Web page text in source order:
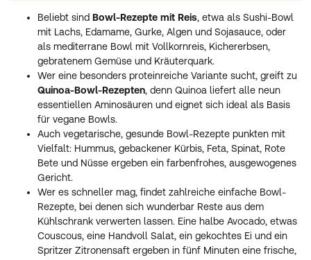
Beliebt sind Bowl-Rezepte mit Reis, etwa als Sushi-Bowl
mit Lachs, Edamame, Gurke, Algen und Sojasauce, oder
als mediterrane Bowl mit Vollkornreis, Kichererbsen,
gebratenem Gemüse und Kräuterquark.
Wer eine besonders proteinreiche Variante sucht, greift zu
Quinoa-Bowl-Rezepten, denn Quinoa liefert alle neun
essentiellen Aminosäuren und eignet sich ideal als Basis
für vegane Bowls.
Auch vegetarische, gesunde Bowl-Rezepte punkten mit
Vielfalt: Hummus, gebackener Kürbis, Feta, Spinat, Rote
Bete und Nüsse ergeben ein farbenfrohes, ausgewogenes
Gericht.
Wer es schneller mag, findet zahlreiche einfache Bowl-
Rezepte, bei denen sich wunderbar Reste aus dem
Kühlschrank verwerten lassen. Eine halbe Avocado, etwas
Couscous, eine Handvoll Salat, ein gekochtes Ei und ein
Spritzer Zitronensaft ergeben in fünf Minuten eine frische,